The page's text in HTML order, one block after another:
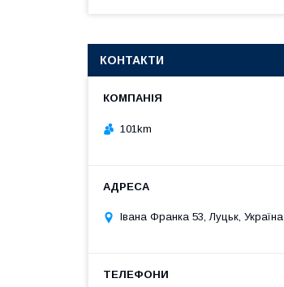
КОНТАКТИ
101km
Івана Франка 53, Луцьк, Україна